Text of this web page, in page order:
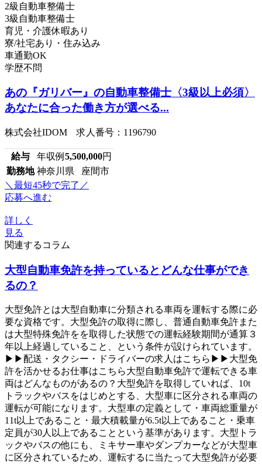
2級自動車整備士
3級自動車整備士
育児・介護休暇あり
寮/社宅あり・住み込み
車通勤OK
学歴不問
あの『ガリバー』の自動車整備士〈3級以上必須〉
あなたに合った働き方が選べる...
株式会社IDOM 求人番号：1196790
給与 年収例 5,500,000円
勤務地 神奈川県 座間市
＼最短45秒で完了／
応募へ進む
詳しく
見る
関連するコラム
大型自動車免許を持っているとどんな仕事ができ
るの？
大型免許とは大型自動車に分類される車両を運転する際に必
要な資格です。大型免許の取得に際し、普通自動車免許また
は大型特殊免許をを取得した状態での運転経験期間が通算３
年以上経過していること、という条件が設けられています。
▶▶配送・タクシー・ドライバーの求人はこちら▶▶大型免
許を活かせるお仕事はこちら大型自動車免許で運転できる車
両はどんなものがあるの？大型免許を取得していれば、10t
トラックやバスをはじめとする、大型車に区分される車両の
運転が可能になります。大型車の定義として・車両総重量が
11t以上であること・最大積載量が6.5t以上であること・乗車
定員が30人以上であることという基準があります。大型トラ
ックやバスの他にも、ミキサー車やダンプカーなどが大型車
に区分されているため、運転するに当たって大型免許が必要